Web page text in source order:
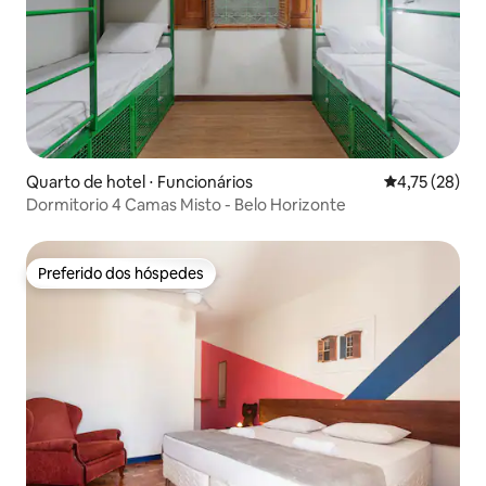
Quarto de hotel ⋅ Funcionários 4,75 de uma
4,75 (28)
Dormitorio 4 Camas Misto - Belo Horizonte
Preferido dos hóspedes
Preferido dos hóspedes